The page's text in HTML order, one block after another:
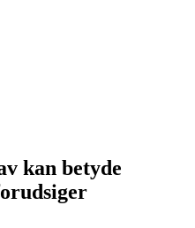
kan betyde